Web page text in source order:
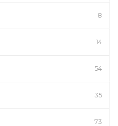
8
14
54
35
73